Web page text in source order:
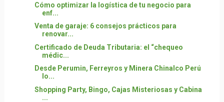
Cómo optimizar la logística de tu negocio para
enf...
Venta de garaje: 6 consejos prácticos para
renovar...
Certificado de Deuda Tributaria: el “chequeo
médic...
Desde Perumin, Ferreyros y Minera Chinalco Perú
lo...
Shopping Party, Bingo, Cajas Misteriosas y Cabina
...